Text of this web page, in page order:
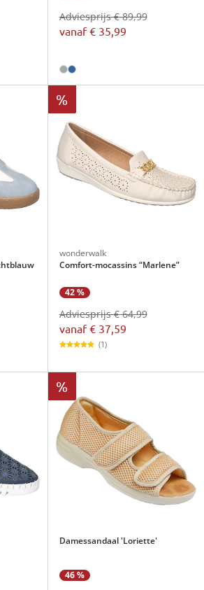
vanaf€ 35,99
Adviesprijs € 89,99
%
wonderwalk
Comfort-mocassins “Marlene”
42 %
vanaf€ 37,59
Adviesprijs € 64,99
(1)
%
Damessandaal 'Loriette'
46 %